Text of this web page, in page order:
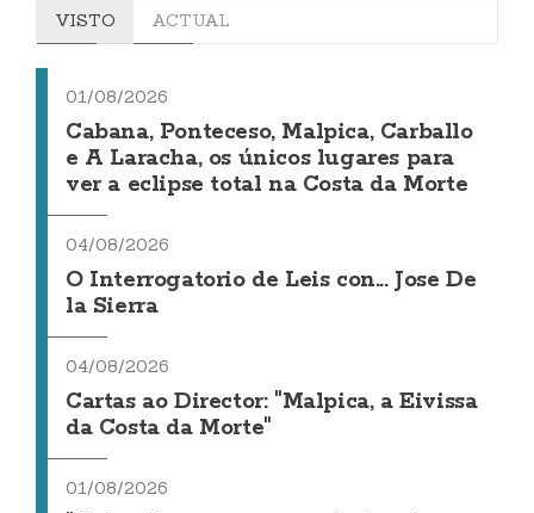
VISTO ACTUAL
01/08/2026
Cabana, Ponteceso, Malpica, Carballo
e A Laracha, os únicos lugares para
ver a eclipse total na Costa da Morte
04/08/2026
O Interrogatorio de Leis con... Jose De
la Sierra
04/08/2026
Cartas ao Director: "Malpica, a Eivissa
da Costa da Morte"
01/08/2026